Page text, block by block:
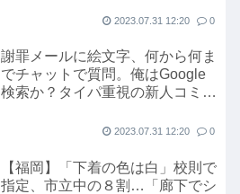
2023.07.31 12:20 0
謝罪メールに絵文字、何から何ま
でチャットで質問。俺はGoogle
検索か？タイパ重視の新人コミュ
2023.07.31 12:20 0
【福岡】「下着の色は白」校則で
指定、市立中の８割…「廊下でシ